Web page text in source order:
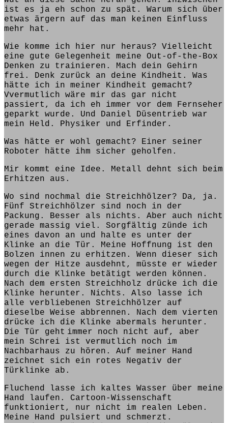
ist es ja eh schon zu spät. Warum sich über
etwas ärgern auf das man keinen Einfluss
mehr hat.
Wie komme ich hier nur heraus? Vielleicht
eine gute Gelegenheit meine Out-of-the-Box
Denken zu trainieren . Mach dein Gehirn
frei. Denk zurück an deine Kindheit. Was
hätte ich in meiner Kindheit gemacht?
Vvermutlich wäre mir das gar nicht
passiert, da ich eh immer vor dem Fernseher
geparkt wurde. Und Daniel Düsentrieb war
mein Held. Physiker und Erfinder.
Was hätte er wohl gemacht? Einer seiner
Roboter hätte ihm sicher geholfen.
Mir kommt eine Idee. Metall dehnt sich beim
Erhitzen aus.
Wo sind nochmal die Streichhölzer? Da, ja.
Fünf Streichhölzer sind noch in der
Packung. Besser als nichts. Aber auch nicht
gerade massig viel. Sorgfältig zünde ich
eines davon an und halte es unter der
Klinke an die Tür. Meine Hoffnung ist
den
Bolzen innen zu erhitzen. Wenn dieser sich
wegen der Hitze ausdehnt, müsste er wieder
durch die Klinke betätigt werden können.
Nach dem ersten Streichholz drücke ich die
Klinke herunter. Nichts. Also
lasse ich
alle verbliebenen Streichhölzer auf
dieselbe Weise abbrennen. Nach dem vierten
drücke ich die Klinke abermals herunter.
Die Tür geht immer noch nicht
auf, aber
mein Schrei ist vermutlich noch im
Nachbarhaus zu hören. Auf meiner Hand
zeichnet sich ein rotes Negativ der
Türklinke ab.
Fluchend
lasse ich kaltes Wasser über meine
Hand laufen. Cartoon-Wissenschaft
funktioniert, nur nicht im realen Leben.
Meine Hand pulsiert und schmerzt.